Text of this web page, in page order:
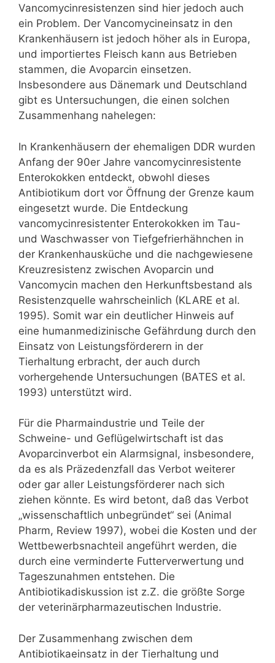
Vancomycinresistenzen sind hier jedoch auch
ein Problem. Der Vancomycineinsatz in den
Krankenhäusern ist jedoch höher als in Europa,
und importiertes Fleisch kann aus Betrieben
stammen, die Avoparcin einsetzen.
Insbesondere aus Dänemark und Deutschland
gibt es Untersuchungen, die einen solchen
Zusammenhang nahelegen:
In Krankenhäusern der ehemaligen DDR wurden
Anfang der 90er Jahre vancomycinresistente
Enterokokken entdeckt, obwohl dieses
Antibiotikum dort vor Öffnung der Grenze kaum
eingesetzt wurde. Die Entdeckung
vancomycinresistenter Enterokokken im Tau-
und Waschwasser von Tiefgefrierhähnchen in
der Krankenhausküche und die nachgewiesene
Kreuzresistenz zwischen Avoparcin und
Vancomycin machen den Herkunftsbestand als
Resistenzquelle wahrscheinlich (KLARE et al.
1995). Somit war ein deutlicher Hinweis auf
eine humanmedizinische Gefährdung durch den
Einsatz von Leistungsförderern in der
Tierhaltung erbracht, der auch durch
vorhergehende Untersuchungen (BATES et al.
1993) unterstützt wird.
Für die Pharmaindustrie und Teile der
Schweine- und Geflügelwirtschaft ist das
Avoparcinverbot ein Alarmsignal, insbesondere,
da es als Präzedenzfall das Verbot weiterer
oder gar aller Leistungsförderer nach sich
ziehen könnte. Es wird betont, daß das Verbot
„wissenschaftlich unbegründet“ sei (Animal
Pharm, Review 1997), wobei die Kosten und der
Wettbewerbsnachteil angeführt werden, die
durch eine verminderte Futterverwertung und
Tageszunahmen entstehen. Die
Antibiotikadiskussion ist z.Z. die größte Sorge
der veterinärpharmazeutischen Industrie.
Der Zusammenhang zwischen dem
Antibiotikaeinsatz in der Tierhaltung und